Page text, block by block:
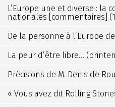
L’Europe une et diverse : la
nationales [commentaires]
De la personne à l’Europe
La peur d’être libre…
Précisions de M. Denis de
« Vous avez dit Rolling